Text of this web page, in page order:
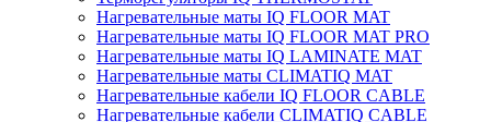
Нагревательные маты IQ FLOOR MAT
Нагревательные маты IQ FLOOR MAT PRO
Нагревательные маты IQ LAMINATE MAT
Нагревательные маты CLIMATIQ MAT
Нагревательные кабели IQ FLOOR CABLE
Нагревательные кабели CLIMATIQ CABLE